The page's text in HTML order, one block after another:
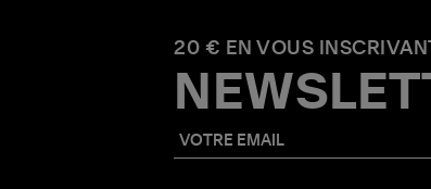
20 € EN VOUS